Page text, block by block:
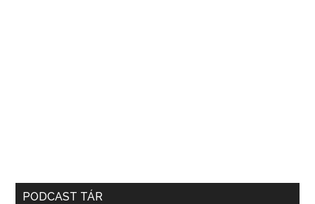
PODCAST TÁR